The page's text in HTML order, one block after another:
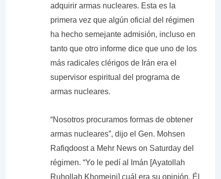
adquirir armas nucleares. Esta es la
primera vez que algún oficial del régimen
ha hecho semejante admisión, incluso en
tanto que otro informe dice que uno de los
más radicales clérigos de Irán era el
supervisor espiritual del programa de
armas nucleares.
“Nosotros procuramos formas de obtener
armas nucleares”, dijo el Gen. Mohsen
Rafiqdoost a Mehr News on Saturday del
régimen. “Yo le pedí al Imán [Ayatollah
Ruhollah Khomeini] cuál era su opinión. Él